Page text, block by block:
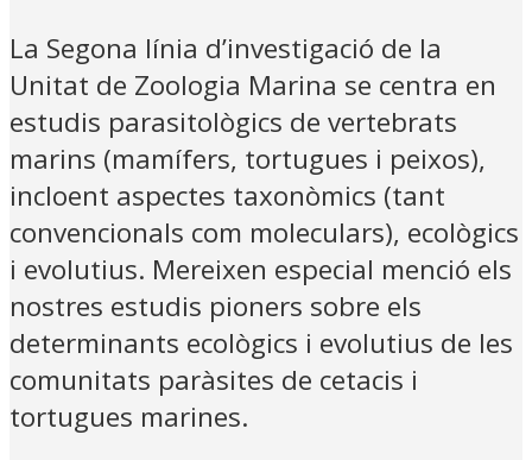
La Segona línia d’investigació de la
Unitat de Zoologia Marina se centra en
estudis parasitològics de vertebrats
marins (mamífers, tortugues i peixos),
incloent aspectes taxonòmics (tant
convencionals com moleculars), ecològics
i evolutius. Mereixen especial menció els
nostres estudis pioners sobre els
determinants ecològics i evolutius de les
comunitats paràsites de cetacis i
tortugues marines.